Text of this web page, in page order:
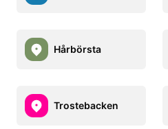
Hårbörsta
Trostebacken